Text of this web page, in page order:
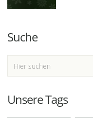
Suche
Unsere Tags